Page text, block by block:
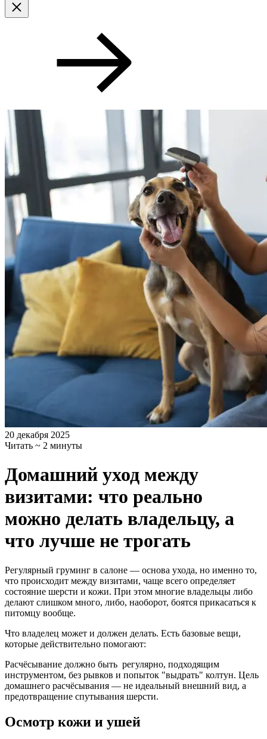
20 декабря 2025
Читать ~ 2 минуты
Домашний уход между
визитами: что реально
можно делать владельцу, а
что лучше не трогать
Регулярный груминг в салоне — основа ухода, но именно то,
что происходит между визитами, чаще всего определяет
состояние шерсти и кожи. При этом многие владельцы либо
делают слишком много, либо, наоборот, боятся прикасаться к
питомцу вообще.
Что владелец может и должен делать. Есть базовые вещи,
которые действительно помогают:
Расчёсывание должно быть регулярно, подходящим
инструментом, без рывков и попыток "выдрать" колтун. Цель
домашнего расчёсывания — не идеальный внешний вид, а
предотвращение спутывания шерсти.
Осмотр кожи и ушей